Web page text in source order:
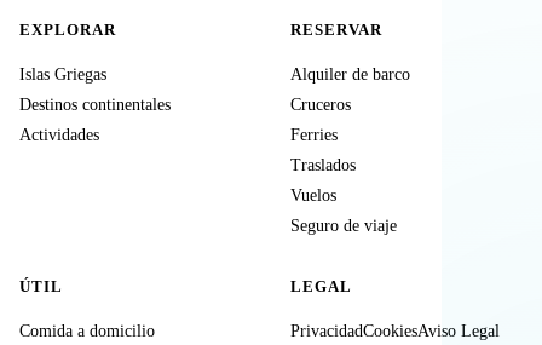
EXPLORAR
Islas Griegas
Destinos continentales
Actividades
RESERVAR
Alquiler de barco
Cruceros
Ferries
Traslados
Vuelos
Seguro de viaje
ÚTIL
Comida a domicilio
LEGAL
PrivacidadCookiesAviso Legal